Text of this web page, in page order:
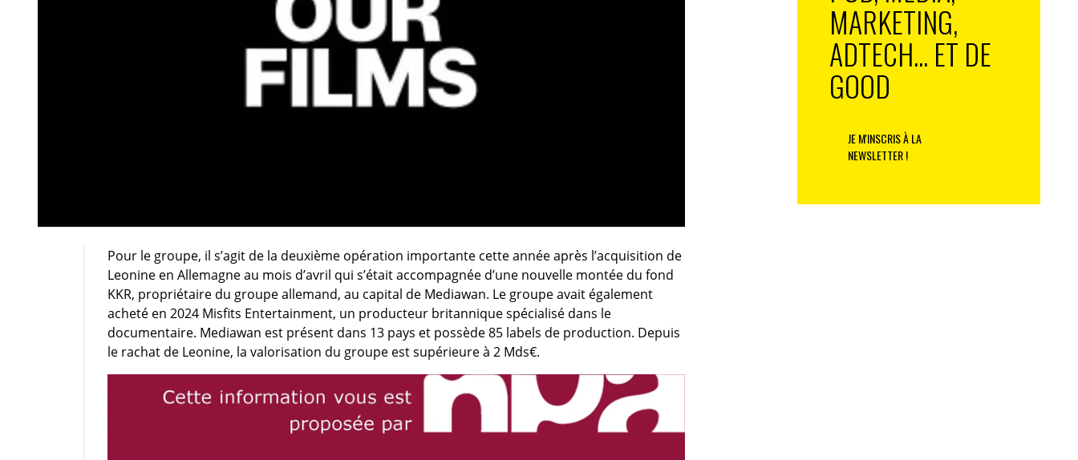
Pour le groupe, il s’agit de la deuxième opération importante cette année après l’acquisition de
Leonine en Allemagne au mois d’avril qui s’était accompagnée d’une nouvelle montée du fond
KKR, propriétaire du groupe allemand, au capital de Mediawan. Le groupe avait également
acheté en 2024 Misfits Entertainment, un producteur britannique spécialisé dans le
documentaire. Mediawan est présent dans 13 pays et possède 85 labels de production. Depuis
le rachat de Leonine, la valorisation du groupe est supérieure à 2 Mds€.
MARKETING,
ADTECH... ET DE
GOOD
JE M'INSCRIS À LA
NEWSLETTER !